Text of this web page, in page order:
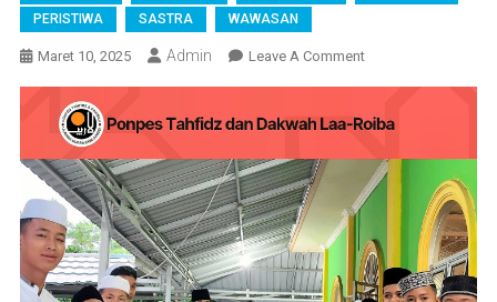
PERISTIWA
SASTRA WAWASAN
Maret 10, 2025 Admin Leave A CommentOn
Roiba
Ajak
Warga
Bersihkan
Jelang
Ajal